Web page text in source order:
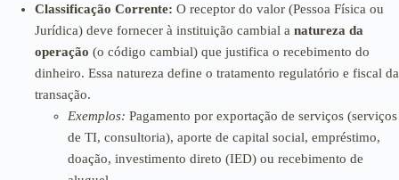
Classificação Corrente: O receptor do valor (Pessoa Física ou
Jurídica) deve fornecer à instituição cambial a natureza da
operação (o código cambial) que justifica o recebimento do
dinheiro. Essa natureza define o tratamento regulatório e fiscal da
transação.
Exemplos: Pagamento por exportação de serviços (serviços
de TI, consultoria), aporte de capital social, empréstimo,
doação, investimento direto (IED) ou recebimento de